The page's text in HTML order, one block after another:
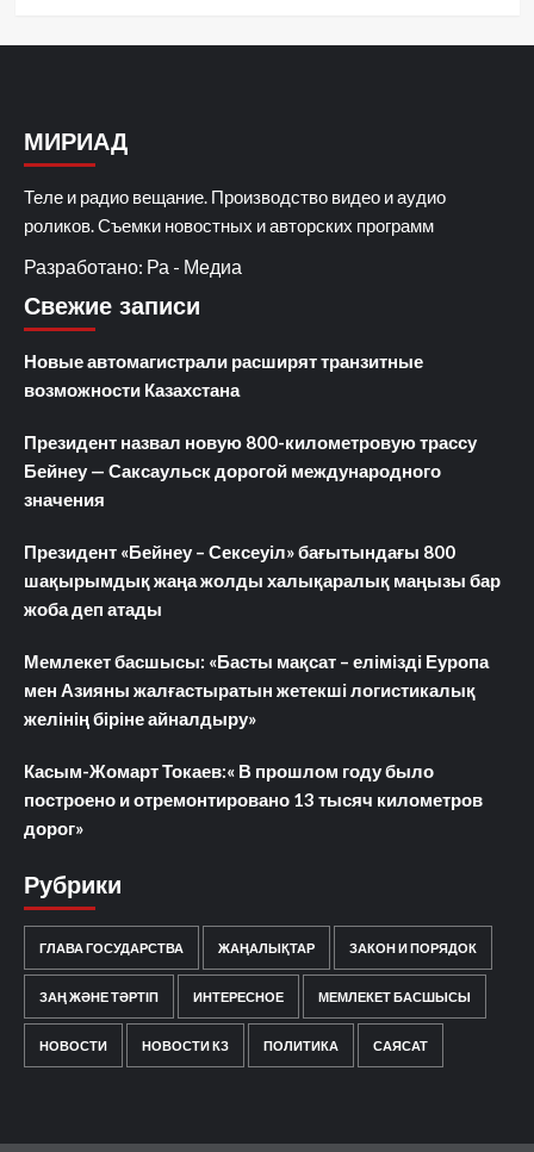
МИРИАД
Теле и радио вещание. Производство видео и аудио
роликов. Съемки новостных и авторских программ
Разработано: Ра - Медиа
Свежие записи
Новые автомагистрали расширят транзитные
возможности Казахстана
Президент назвал новую 800-километровую трассу
Бейнеу — Саксаульск дорогой международного
значения
Президент «Бейнеу – Сексеуіл» бағытындағы 800
шақырымдық жаңа жолды халықаралық маңызы бар
жоба деп атады
Мемлекет басшысы: «Басты мақсат – елімізді Еуропа
мен Азияны жалғастыратын жетекші логистикалық
желінің біріне айналдыру»
Касым-Жомарт Токаев:« В прошлом году было
построено и отремонтировано 13 тысяч километров
дорог»
Рубрики
ГЛАВА ГОСУДАРСТВА ЖАҢАЛЫҚТАР ЗАКОН И ПОРЯДОК
ЗАҢ ЖӘНЕ ТӘРТІП ИНТЕРЕСНОЕ МЕМЛЕКЕТ БАСШЫСЫ
НОВОСТИ НОВОСТИ КЗ ПОЛИТИКА САЯСАТ